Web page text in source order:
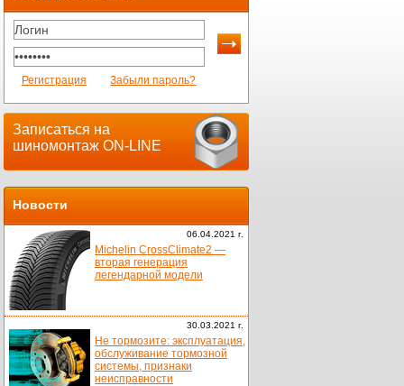
Регистрация Забыли пароль?
Записаться на
шиномонтаж ON-LINE
Новости
06.04.2021 г.
Michelin CrossClimate2 —
вторая генерация
легендарной модели
30.03.2021 г.
Не тормозите: эксплуатация,
обслуживание тормозной
системы, признаки
неисправности